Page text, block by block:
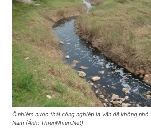
Ô nhiễm nước thải công nghiệp là vấn đề không
Nam (Ảnh: ThienNhien.Net)